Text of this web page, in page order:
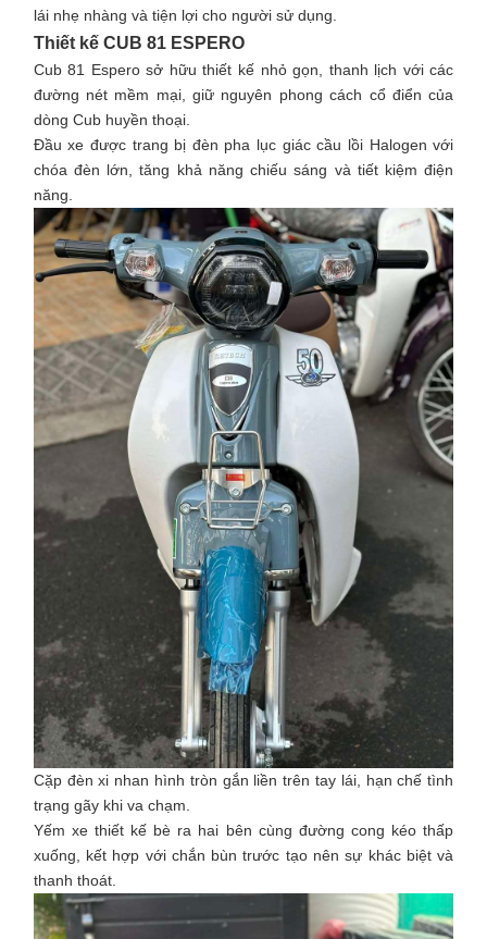
lái nhẹ nhàng và tiện lợi cho người sử dụng.​
Thiết kế CUB 81 ESPERO
Cub 81 Espero sở hữu thiết kế nhỏ gọn, thanh lịch với các
đường nét mềm mại, giữ nguyên phong cách cổ điển của
dòng Cub huyền thoại.
Đầu xe được trang bị đèn pha lục giác cầu lồi Halogen với
chóa đèn lớn, tăng khả năng chiếu sáng và tiết kiệm điện
năng.
Cặp đèn xi nhan hình tròn gắn liền trên tay lái, hạn chế tình
trạng gãy khi va chạm.
Yếm xe thiết kế bè ra hai bên cùng đường cong kéo thấp
xuống, kết hợp với chắn bùn trước tạo nên sự khác biệt và
thanh thoát.